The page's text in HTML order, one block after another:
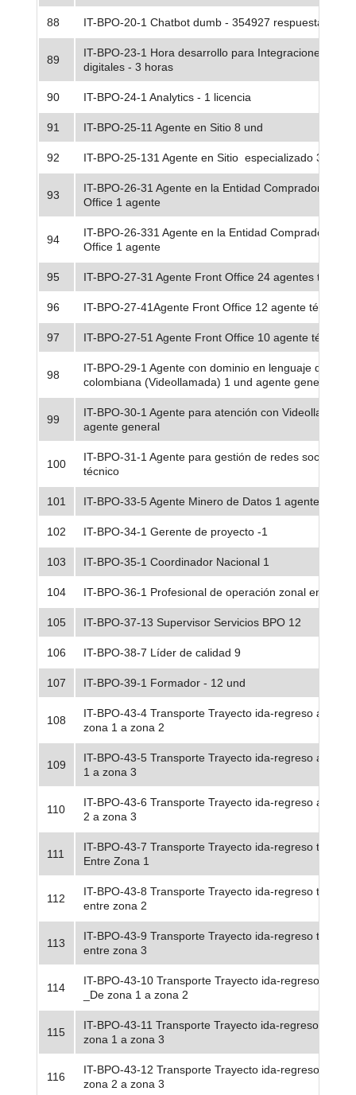
88 IT-BPO-20-1 Chatbot dumb - 354927 respuestas
89
IT-BPO-23-1 Hora desarrollo para Integraciones y
digitales - 3 horas
90 IT-BPO-24-1 Analytics - 1 licencia
91 IT-BPO-25-11 Agente en Sitio 8 und
92 IT-BPO-25-131 Agente en Sitio especializado 39 und
93
IT-BPO-26-31 Agente en la Entidad Compradora o
Office 1 agente
94
IT-BPO-26-331 Agente en la Entidad Compradora o
Office 1 agente
95 IT-BPO-27-31 Agente Front Office 24 agentes técnico
96 IT-BPO-27-41Agente Front Office 12 agente técnico
97 IT-BPO-27-51 Agente Front Office 10 agente técnico
98
IT-BPO-29-1 Agente con dominio en lenguaje de
colombiana (Videollamada) 1 und agente general
99
IT-BPO-30-1 Agente para atención con Videollamada
agente general
100
IT-BPO-31-1 Agente para gestión de redes sociales 3
técnico
101 IT-BPO-33-5 Agente Minero de Datos 1 agente
102 IT-BPO-34-1 Gerente de proyecto -1
103 IT-BPO-35-1 Coordinador Nacional 1
104 IT-BPO-36-1 Profesional de operación zonal en
105 IT-BPO-37-13 Supervisor Servicios BPO 12
106 IT-BPO-38-7 Líder de calidad 9
107 IT-BPO-39-1 Formador - 12 und
108
IT-BPO-43-4 Transporte Trayecto ida-regreso aéreo -
zona 1 a zona 2
109
IT-BPO-43-5 Transporte Trayecto ida-regreso aéreo
1 a zona 3
110
IT-BPO-43-6 Transporte Trayecto ida-regreso aéreo -
2 a zona 3
111
IT-BPO-43-7 Transporte Trayecto ida-regreso
Entre Zona 1
112
IT-BPO-43-8 Transporte Trayecto ida-regreso
entre zona 2
113
IT-BPO-43-9 Transporte Trayecto ida-regreso
entre zona 3
114
IT-BPO-43-10 Transporte Trayecto ida-regreso
_De zona 1 a zona 2
115
IT-BPO-43-11 Transporte Trayecto ida-regreso
zona 1 a zona 3
116
IT-BPO-43-12 Transporte Trayecto ida-regreso
zona 2 a zona 3